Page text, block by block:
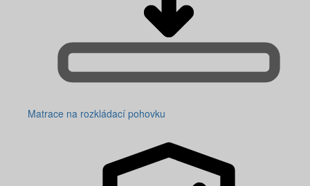
Matrace na rozkládací pohovku